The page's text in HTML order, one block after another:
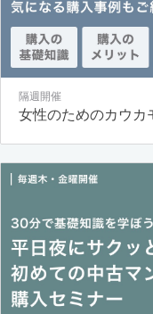
隔週開催
女性のためのカウカ